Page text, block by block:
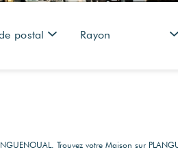
postal Rayon
Trouvez votre Maison sur